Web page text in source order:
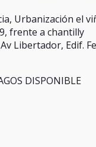
Urbanización el
frente a chantilly
Libertador, Edif.
DISPONIBLE